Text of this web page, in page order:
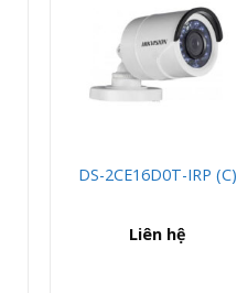
DS-2CE16D0T-IRP (C)
Liên hệ